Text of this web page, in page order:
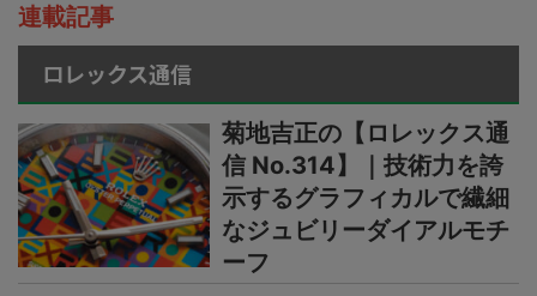
連載記事
ロレックス通信
菊地吉正の【ロレックス通
信 No.314】｜技術力を誇
示するグラフィカルで繊細
なジュビリーダイアルモチ
ーフ